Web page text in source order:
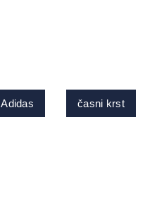
Adidas časni krst